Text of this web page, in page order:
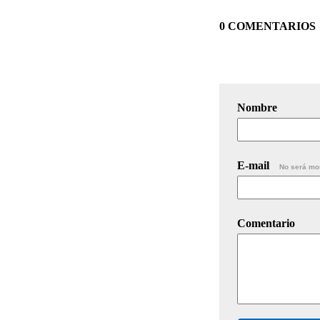
0 COMENTARIOS
Nombre
E-mail No será
Comentario